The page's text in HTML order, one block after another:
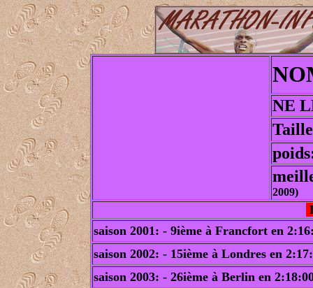
NE
2009)
saison 2001: - 9ième à Francfort en
saison 2002: - 15ième à Londres en
saison 2003: - 26ième à Berlin en